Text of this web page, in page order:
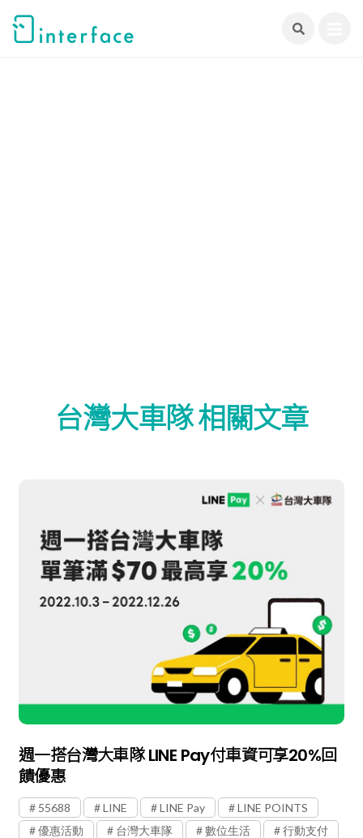
台灣大車隊 相關文章
週一搭台灣大車隊 LINE Pay付車資可享20%回
饋優惠
55688 LINE LINE Pay
LINE POINTS
優惠活動
台灣大車隊 數位生活 行動支付